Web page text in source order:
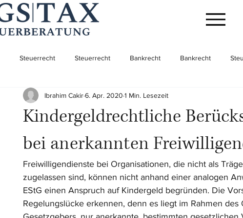
Steuerrecht Steuerrecht Bankrecht Bankrecht
Aufenthaltsrecht Gesellschaftsrecht
Kindergeldrechtliche
bei anerkannten
Ibrahim Cakir6. Apr. 2020 1 Min. Lesezeit
Freiwilligendienste bei Organisationen, die nicht als
zugelassen sind, können nicht anhand einer analogen
EStG einen Anspruch auf Kindergeld begründen. Die
Regelungslücke erkennen, denn es liegt im Rahmen des